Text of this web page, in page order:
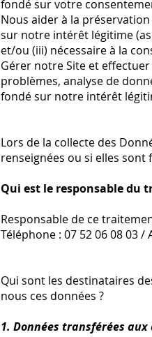
fondé sur votre
Nous aider à la
sur notre intérêt légitime
et/ou (iii) nécessaire à la
Gérer notre Site et
problèmes, analyse de
fondé sur notre intérêt
Lors de la collecte des
renseignées ou si elles
Qui est le responsable du
Responsable de ce
Téléphone : 07 52 06 08 03
Qui sont les destinataires
nous ces données ?
1. Données transférées